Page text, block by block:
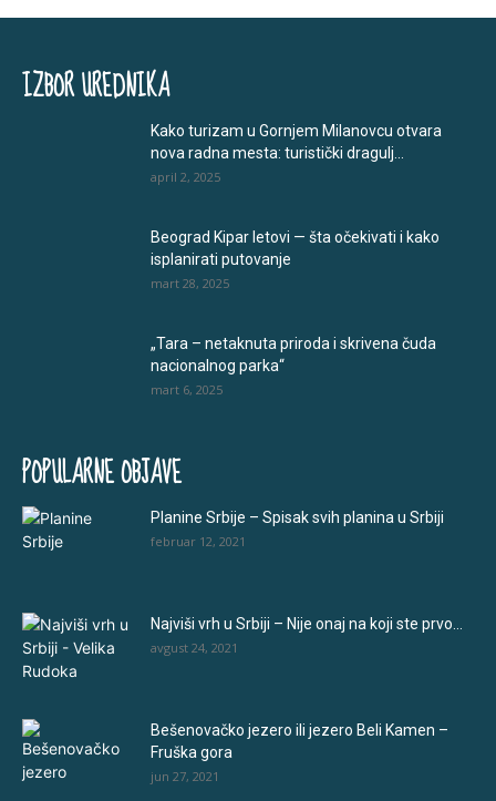
IZBOR UREDNIKA
Kako turizam u Gornjem Milanovcu otvara
nova radna mesta: turistički dragulj...
april 2, 2025
Beograd Kipar letovi — šta očekivati i kako
isplanirati putovanje
mart 28, 2025
„Tara – netaknuta priroda i skrivena čuda
nacionalnog parka“
mart 6, 2025
POPULARNE OBJAVE
Planine Srbije – Spisak svih planina u Srbiji
februar 12, 2021
Najviši vrh u Srbiji – Nije onaj na koji ste prvo...
avgust 24, 2021
Bešenovačko jezero ili jezero Beli Kamen –
Fruška gora
jun 27, 2021